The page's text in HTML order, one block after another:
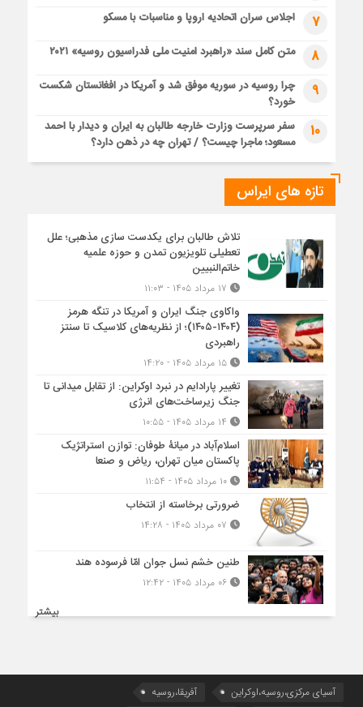
7 اجلاس سران اتحادیه اروپا و مناسبات با مسکو
8 متن کامل سند «راهبرد امنیت ملی فدراسیون روسیه» ۲۰۲۱
9
چرا روسیه در سوریه موفق شد و آمریکا در افغانستان شکست
خورد؟
10
سفر سرپرست وزارت خارجه طالبان به ایران و دیدار با احمد
مسعود؛ ماجرا چیست؟ / تهران چه در ذهن دارد؟
تازه های ایراس
تلاش طالبان برای یکدست سازی مذهبی؛ علل
تعطیلی تلویزیون تمدن و حوزه علمیه
خاتم‌النبیین
واکاوی جنگ ایران و آمریکا در تنگه هرمز
(۱۴۰۴-۱۴۰۵)؛ از نظریه‌های کلاسیک تا سنتز
راهبردی
۱۵ مرداد ۱۴۰۵ - ۱۴:۲۰
تغییر پارادایم در نبرد اوکراین: از تقابل میدانی تا
جنگ زیرساخت‌های انرژی
اسلام‌آباد در میانۀ طوفان: توازن استراتژیک
پاکستان میان تهران، ریاض و صنعا
۱۰ مرداد ۱۴۰۵ - ۱۱:۵۴
ضرورتی برخاسته از انتخاب
طنین خشم نسل جوان امّا فرسوده هند
۰۶ مرداد ۱۴۰۵ - ۱۲:۴۲
بیشتر
آسیای مرکزی،روسیه،اوکراین
آفریقا،روسیه